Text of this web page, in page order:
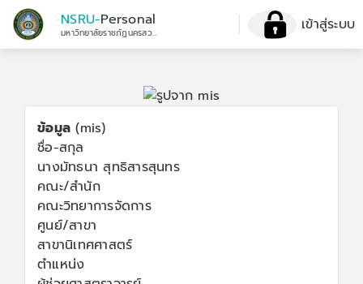
NSRU-Personal
มหาวิทยาลัยราชภัฏนครสวรรค์ เข้าสู่ระบบ
ข้อมูล (mis)
ชื่อ-สกุล
นางมัทธนา สุทธิสารสุนทร
คณะ/สำนัก
คณะวิทยาการจัดการ
ศูนย์/สาขา
สาขานิเทศศาสตร์
ตำแหน่ง